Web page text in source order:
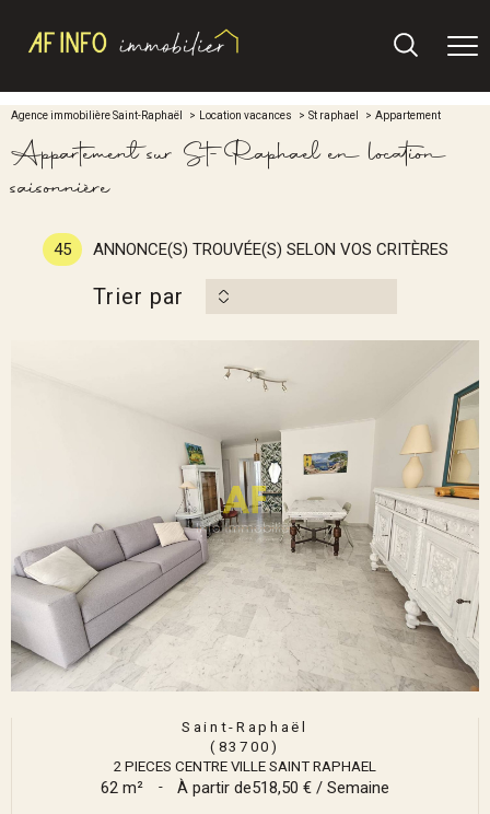
Agence immobilière Saint-Raphaël Location vacances St raphael Appartement
Appartement sur St-Raphael en location
saisonnière
45 ANNONCE(S) TROUVÉE(S) SELON VOS CRITÈRES
Trier par
Saint-Raphaël
(83700)
2 PIECES CENTRE VILLE SAINT RAPHAEL
62 m² - À partir de518,50 € / Semaine